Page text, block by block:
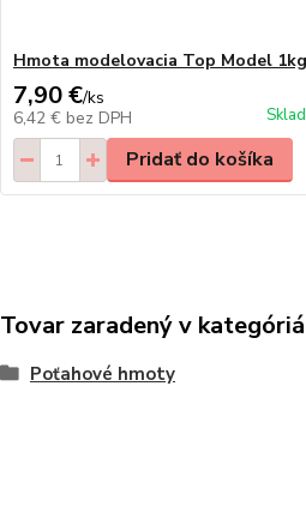
Hmota modelovacia Top Model 1kg
7,90 €/ks
6,42 € bez DPH
Pridať do košíka
Tovar zaradený v
Poťahové hmoty